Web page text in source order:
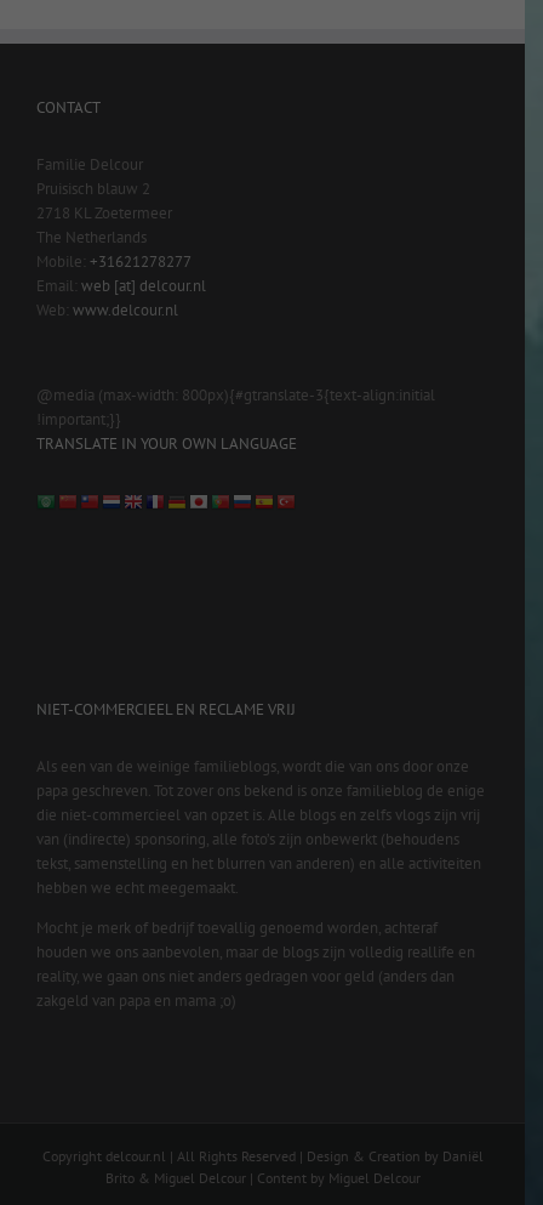
CONTACT
Familie Delcour
Pruisisch blauw 2
2718 KL Zoetermeer
The Netherlands
Mobile: +31621278277
Email: web [at] delcour.nl
Web: www.delcour.nl
@media (max-width: 800px){#gtranslate-3{text-align:initial
!important;}}
TRANSLATE IN YOUR OWN LANGUAGE
NIET-COMMERCIEEL EN RECLAME VRIJ
Als een van de weinige familieblogs, wordt die van ons door onze
papa geschreven. Tot zover ons bekend is onze familieblog de enige
die niet-commercieel van opzet is. Alle blogs en zelfs vlogs zijn vrij
van (indirecte) sponsoring, alle foto’s zijn onbewerkt (behoudens
tekst, samenstelling en het blurren van anderen) en alle activiteiten
hebben we echt meegemaakt.
Mocht je merk of bedrijf toevallig genoemd worden, achteraf
houden we ons aanbevolen, maar de blogs zijn volledig reallife en
reality, we gaan ons niet anders gedragen voor geld (anders dan
zakgeld van papa en mama ;o)
Copyright delcour.nl | All Rights Reserved | Design & Creation by Daniël
Brito & Miguel Delcour | Content by Miguel Delcour